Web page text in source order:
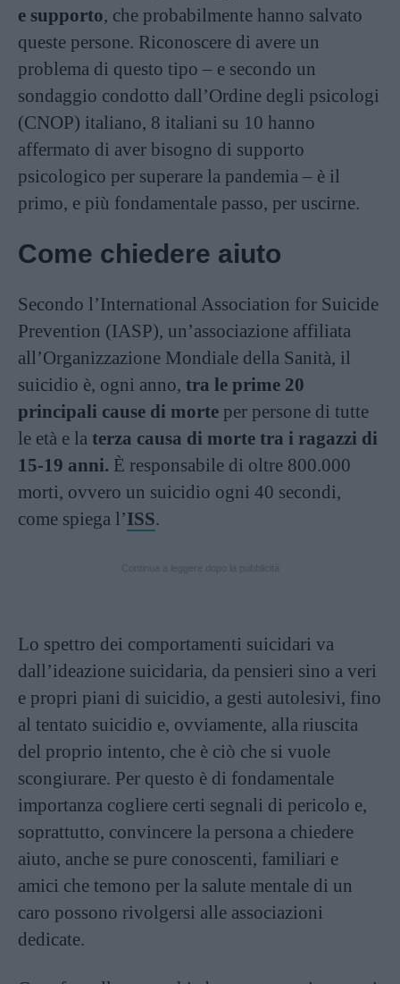
e supporto, che probabilmente hanno salvato
queste persone. Riconoscere di avere un
problema di questo tipo – e secondo un
sondaggio condotto dall’Ordine degli psicologi
(CNOP) italiano, 8 italiani su 10 hanno
affermato di aver bisogno di supporto
psicologico per superare la pandemia – è il
primo, e più fondamentale passo, per uscirne.
Come chiedere aiuto
Secondo l’International Association for Suicide
Prevention (IASP), un’associazione affiliata
all’Organizzazione Mondiale della Sanità, il
suicidio è, ogni anno, tra le prime 20
principali cause di morte per persone di tutte
le età e la terza causa di morte tra i ragazzi di
15-19 anni. È responsabile di oltre 800.000
morti, ovvero un suicidio ogni 40 secondi,
come spiega l’ISS.
Lo spettro dei comportamenti suicidari va
dall’ideazione suicidaria, da pensieri sino a veri
e propri piani di suicidio, a gesti autolesivi, fino
al tentato suicidio e, ovviamente, alla riuscita
del proprio intento, che è ciò che si vuole
scongiurare. Per questo è di fondamentale
importanza cogliere certi segnali di pericolo e,
soprattutto, convincere la persona a chiedere
aiuto, anche se pure conoscenti, familiari e
amici che temono per la salute mentale di un
caro possono rivolgersi alle associazioni
dedicate.